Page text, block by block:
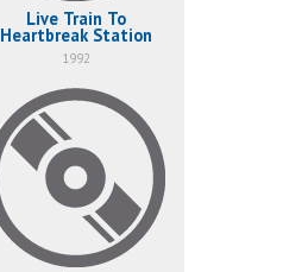
Live Train To
Heartbreak Station
1992